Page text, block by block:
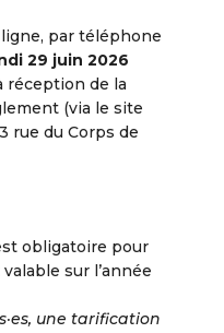
par téléphone
29 juin 2026
réception de la
(via le site
rue du Corps de
obligatoire pour
sur l’année
une tarification